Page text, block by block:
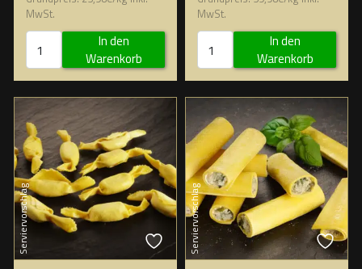
MwSt.
In den
Warenkorb
MwSt.
In den
Warenkorb
Serviervorschlag Serviervorschlag